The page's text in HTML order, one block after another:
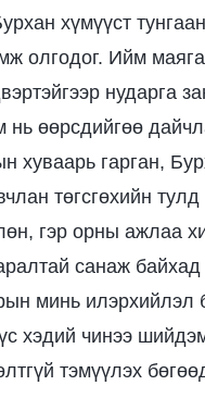
хүмүүст
олгодог. Ийм
нударга
нь өөрсдийгөө
хуваарь гарган,
төгсгөхийн
гэр орны ажлаа
санаж
минь илэрхийлэл
хэдий чинээ
тэмүүлэх